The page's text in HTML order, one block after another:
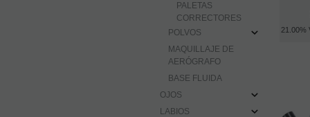
PALETAS
CORRECTORES
POLVOS
MAQUILLAJE DE
AERÓGRAFO
BASE FLUIDA
OJOS
LABIOS
21.00%